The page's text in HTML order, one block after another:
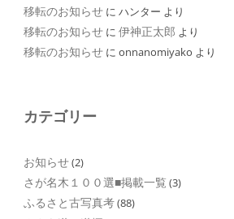
移転のお知らせ に ハンター より
移転のお知らせ に 伊神正太郎 より
移転のお知らせ に onnanomiyako より
カテゴリー
お知らせ(2)
さが名木１００選■掲載一覧 (3)
ふるさと古写真考(88)